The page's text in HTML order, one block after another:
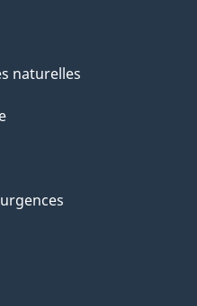
naturelles